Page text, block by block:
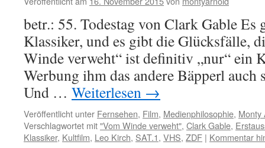
betr.: 55. Todestag von Clark Gable
Klassiker, und es gibt die Glücksfälle,
Winde verweht“ ist definitiv „nur“ ein
Werbung ihm das andere Bäpperl auch
Und … Weiterlesen →
Veröffentlicht unter Fernsehen, Film, Medienphilosophie, Monty
Verschlagwortet mit"Vom Winde verweht", Clark Gable,
Klassiker, Kultfilm, Leo Kirch, SAT.1, VHS, ZDF | Kommentar